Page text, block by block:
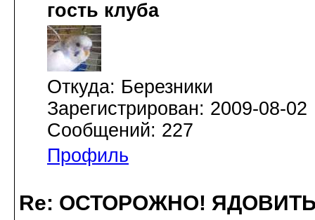
гость клуба
Откуда: Березники
Зарегистрирован: 2009-08-02
Сообщений: 227
Профиль
Re: ОСТОРОЖНО!